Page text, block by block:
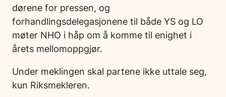
dørene for pressen, og
forhandlingsdelegasjonene til både YS og LO
møter NHO i håp om å komme til enighet i
årets mellomoppgjør.
Under meklingen skal partene ikke uttale seg,
kun Riksmekleren.